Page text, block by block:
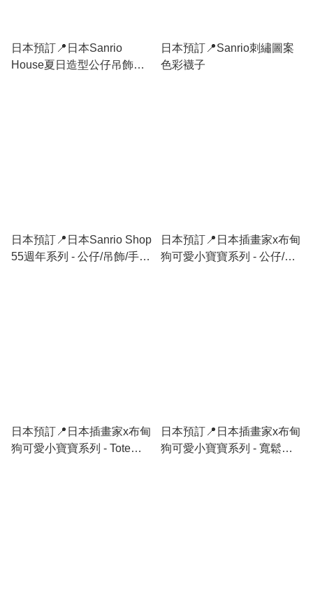
日本預訂📍日本Sanrio
House夏日造型公仔吊飾
日本預訂📍Sanrio刺繡圖案
色彩襪子
日本預訂📍日本Sanrio Shop
55週年系列 - 公仔/吊飾/手
日本預訂📍日本插畫家x布甸
狗可愛小寶寶系列 - 公仔/公
日本預訂📍日本插畫家x布甸
狗可愛小寶寶系列 - Tote
日本預訂📍日本插畫家x布甸
狗可愛小寶寶系列 - 寬鬆短